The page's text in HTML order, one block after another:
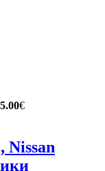
€
Nissan